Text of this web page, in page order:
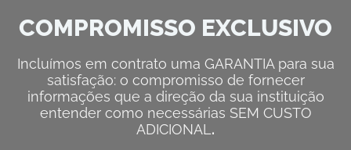
COMPROMISSO EXCLUSIVO
Incluímos em contrato uma GARANTIA para sua
satisfação: o compromisso de fornecer
informações que a direção da sua instituição
entender como necessárias SEM CUSTO
ADICIONAL .